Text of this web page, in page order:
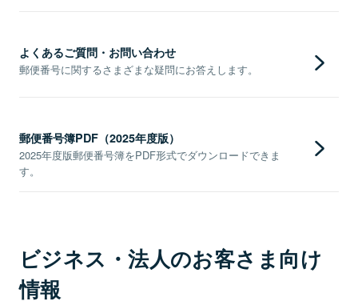
よくあるご質問・お問い合わせ
郵便番号に関するさまざまな疑問にお答えします。
郵便番号簿PDF（2025年度版）
2025年度版郵便番号簿をPDF形式でダウンロードできま
す。
ビジネス・法人のお客さま向け
情報